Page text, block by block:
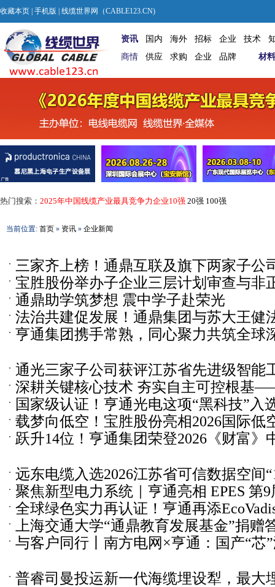
收藏本页 手机版 | 线缆世界网（CABLE123.CN)
资讯 国内 海外 招标 企业 技术
商情
供应 求购 企业 品牌 材料
热门搜索： 2025年中国线缆产业最具竞争力企业10强 20强 100强
当前位置: 首页 » 资讯 » 企业新闻
三家齐上榜！通鼎互联及旗下两家子公
省先进级智能工厂拟入选名单
宝胜股份举办子企业三层计划审查与非
建设训战班
通鼎助学筑梦想 震中学子赴荣光
法治共建促发展！通鼎集团与苏大王健
签约
亨通集团携手常熟，同心聚力共筑全球
通光三家子公司获评江苏省先进级智能
深耕关键核心技术 夯实自主可控根基
产品通过国家级鉴定
国家级认证！亨通光电这项“黑科技”入
载梦向低空！宝胜股份亮相2026国际低
达成多项战略合作
跃升14位！亨通集团荣登2026《财富》
远东电缆入选2026江苏省可信数据空间
聚焦新型电力系统｜亨通亮相 EPES 第
全球绿色实力再认证！亨通再添
上海交通大学“通鼎教育发展基金”捐赠
式隆重举行 沈小平荣任校董
与客户同行丨南方电网×亨通：国产“芯
普睿司曼投运新一代海缆埋设犁，最大